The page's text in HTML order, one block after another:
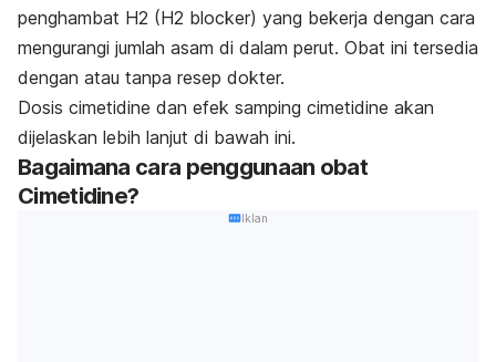
penghambat H2 (H2 blocker) yang bekerja dengan cara
mengurangi jumlah asam di dalam perut. Obat ini tersedia
dengan atau tanpa resep dokter.
Dosis cimetidine dan efek samping cimetidine akan
dijelaskan lebih lanjut di bawah ini.
Bagaimana cara penggunaan obat
Cimetidine?
Iklan